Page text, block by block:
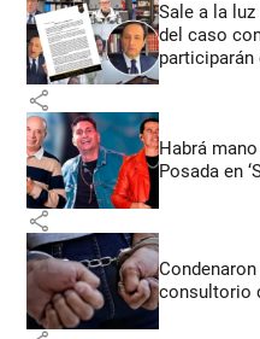
Sale a la
del caso
share
Habrá
Posada en
share
consultorio